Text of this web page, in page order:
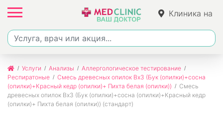
Клиника на
Ленина
Услуги Анализы
Аллергологическое тестирование
Респиратоные
Смесь древесных опилок Bx3 (Бук (опилки)+сосна
(опилки)+Красный кедр (опилки)+ Пихта белая (опилки))
Смесь
древесных опилок Bx3 (Бук (опилки)+сосна (опилки)+Красный кедр
(опилки)+ Пихта белая (опилки)) (стандарт)